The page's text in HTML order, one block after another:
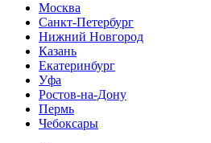
Москва
Санкт-Петербург
Нижний Новгород
Казань
Екатеринбург
Уфа
Ростов-на-Дону
Пермь
Чебоксары